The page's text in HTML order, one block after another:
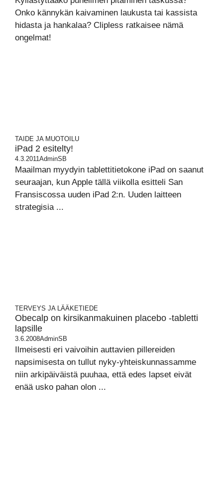
Onko kännykän kaivaminen laukusta tai kassista
hidasta ja hankalaa? Clipless ratkaisee nämä
ongelmat!
TAIDE JA MUOTOILU
iPad 2 esitelty!
4.3.2011AdminSB
Maailman myydyin tablettitietokone iPad on saanut
seuraajan, kun Apple tällä viikolla esitteli San
Fransiscossa uuden iPad 2:n. Uuden laitteen
strategisia ...
TERVEYS JA LÄÄKETIEDE
Obecalp on kirsikanmakuinen placebo -tabletti
lapsille
3.6.2008AdminSB
Ilmeisesti eri vaivoihin auttavien pillereiden
napsimisesta on tullut nyky-yhteiskunnassamme
niin arkipäiväistä puuhaa, että edes lapset eivät
enää usko pahan olon ...